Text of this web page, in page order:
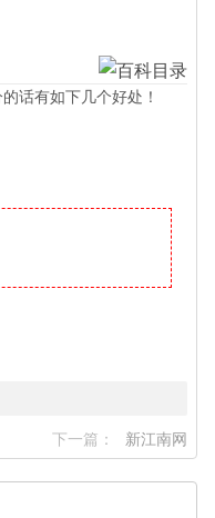
话有如下几个好处！
下一篇： 新江南网